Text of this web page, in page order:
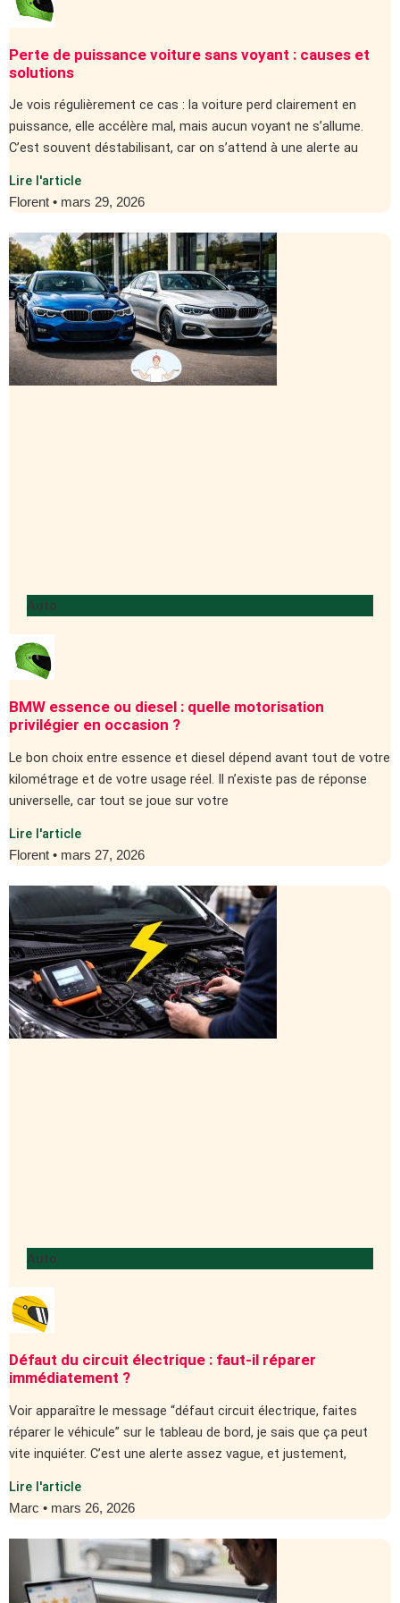
Perte de puissance voiture sans voyant : causes et
solutions
Je vois régulièrement ce cas : la voiture perd clairement en
puissance, elle accélère mal, mais aucun voyant ne s’allume.
C’est souvent déstabilisant, car on s’attend à une alerte au
Lire l'article
Florent mars 29, 2026
Auto
BMW essence ou diesel : quelle motorisation
privilégier en occasion ?
Le bon choix entre essence et diesel dépend avant tout de votre
kilométrage et de votre usage réel. Il n’existe pas de réponse
universelle, car tout se joue sur votre
Lire l'article
Florent mars 27, 2026
Auto
Défaut du circuit électrique : faut-il réparer
immédiatement ?
Voir apparaître le message “défaut circuit électrique, faites
réparer le véhicule” sur le tableau de bord, je sais que ça peut
vite inquiéter. C’est une alerte assez vague, et justement,
Lire l'article
Marc mars 26, 2026